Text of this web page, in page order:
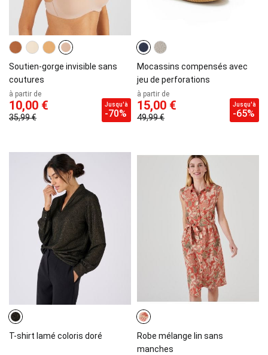
Soutien-gorge invisible sans
coutures
à partir de
10,00 €
35,99 €
Jusqu'à
-70%
Mocassins compensés avec
jeu de perforations
à partir de
15,00 €
49,99 €
Jusqu'à
-65%
T-shirt lamé coloris doré
Robe mélange lin sans
manches